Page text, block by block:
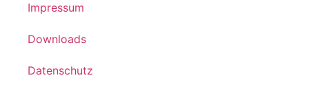
Impressum
Downloads
Datenschutz